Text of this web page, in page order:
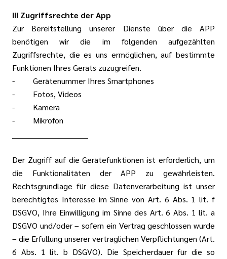
III Zugriffsrechte der App
Zur Bereitstellung unserer Dienste über die APP
benötigen wir die im folgenden aufgezählten
Zugriffsrechte, die es uns ermöglichen, auf bestimmte
Funktionen Ihres Geräts zuzugreifen.
- Gerätenummer Ihres Smartphones
- Fotos, Videos
- Kamera
- Mikrofon
Der Zugriff auf die Gerätefunktionen ist erforderlich, um
die Funktionalitäten der APP zu gewährleisten.
Rechtsgrundlage für diese Datenverarbeitung ist unser
berechtigtes Interesse im Sinne von Art. 6 Abs. 1 lit. f
DSGVO, Ihre Einwilligung im Sinne des Art. 6 Abs. 1 lit. a
DSGVO und/oder – sofern ein Vertrag geschlossen wurde
– die Erfüllung unserer vertraglichen Verpflichtungen (Art.
6 Abs. 1 lit. b DSGVO). Die Speicherdauer für die so